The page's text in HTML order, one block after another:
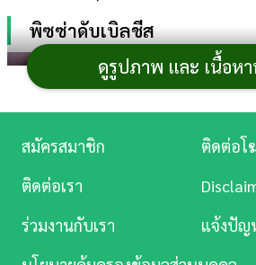
พิซซ่าดับเบิลชีส
ดูรูปภาพ และ เนื้อห
บันเทิง
ดู
Music
สมัครสมาชิก
ติดต่อโ
ติดต่อเรา
ร่วมงานกับเรา
แจ้งปัญ